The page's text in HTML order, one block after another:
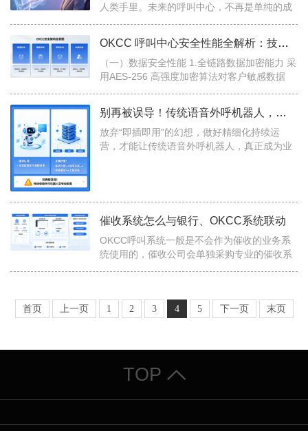
人类手里。未来的呼叫中心，不再是单纯的成
OKCC 呼叫中心安全性能全解析：技术防护与管理措施指南
（一）数据安全性能 1.全链路数据加密能力 采
用AES-256 高强度加密算法对客户敏感数据
明文内...
别再被误导！传统语音外呼机器人，从来不是即插即用的懒人工具
放弃“即插即用”的幻想，做好精细化持续运
营，才能让传统语音外呼机器人，真正成为业
催收系统怎么与银行、OKCC系统联动
‍OKCC呼叫系统一般是不会作为催收的业务系
统使用的，催收公司会单独采购专业的催收系
首页 上一页 1 2 3 4 5 下一页 末页
TOP